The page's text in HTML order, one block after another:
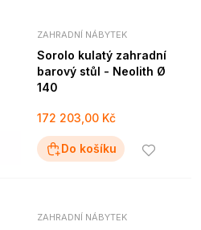
ZAHRADNÍ NÁBYTEK
Sorolo kulatý zahradní
barový stůl - Neolith Ø
140
172 203,00 Kč
Do košíku
ZAHRADNÍ NÁBYTEK